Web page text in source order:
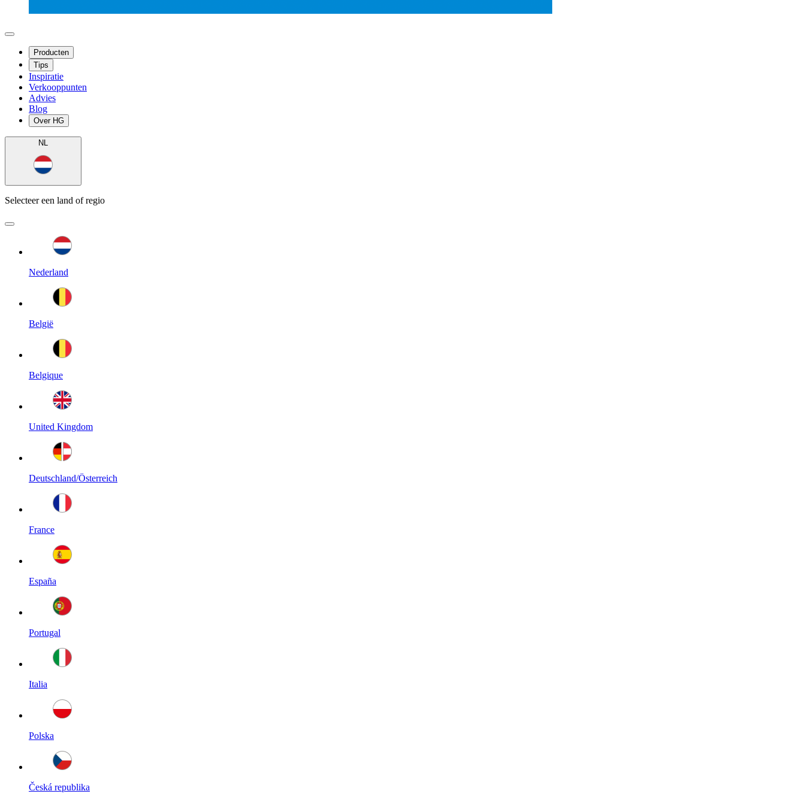
Producten
Tips
Inspiratie
Verkooppunten
Advies
Blog
Over HG
NL
Selecteer een land of regio
Nederland
België
Belgique
United Kingdom
Deutschland/Österreich
France
España
Portugal
Italia
Polska
Česká republika